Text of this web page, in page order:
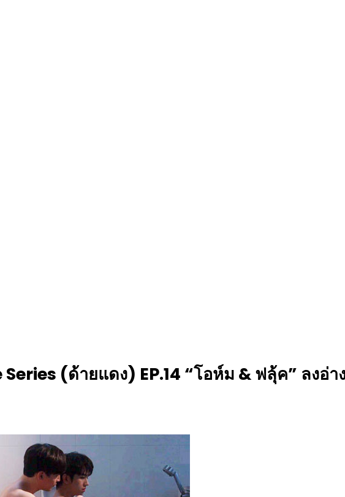
(ด้ายแดง) EP.14 “โอห์ม & ฟลุ้ค” ลงอ่า